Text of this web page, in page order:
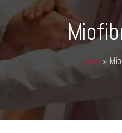
Home »